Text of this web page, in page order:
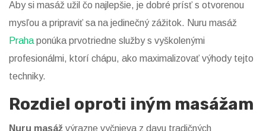
Aby si masáž užil čo najlepšie, je dobré prísť s otvorenou
mysľou a pripraviť sa na jedinečný zážitok. Nuru masáž
Praha ponúka prvotriedne služby s vyškolenými
profesionálmi, ktorí chápu, ako maximalizovať výhody tejto
techniky.
Rozdiel oproti iným masážam
Nuru masáž výrazne vyčnieva z davu tradičných